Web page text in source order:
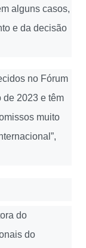
alguns casos,
e da decisão
no Fórum
de 2023 e têm
muito
do
do